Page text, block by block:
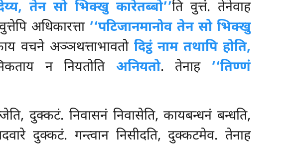
तेन सो भिक्खु कारेतब्बो’’ति वुत्तं. तेनेवाह
अधिकारत्ता ‘‘पटिजानमानोव तेन सो भिक्खु
वचने अञ्ञथत्ताभावतो दिट्ठं नाम तथापि होति,
न नियतोति अनियतो. तेनाह ‘‘तिण्णं
दुक्कटं. निवासनं निवासेति, कायबन्धनं बन्धति,
दुक्कटं. गन्त्वान निसीदति, दुक्कटमेव. तेनाह